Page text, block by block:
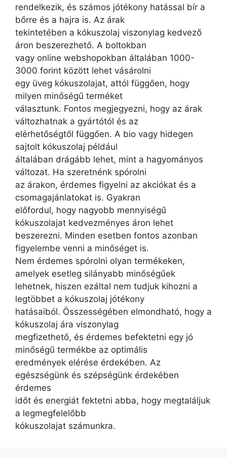
rendelkezik, és számos jótékony hatással bír a
bőrre és a hajra is. Az árak
tekintetében a kókuszolaj viszonylag kedvező
áron beszerezhető. A boltokban
vagy online webshopokban általában 1000-
3000 forint között lehet vásárolni
egy üveg kókuszolajat, attól függően, hogy
milyen minőségű terméket
választunk. Fontos megjegyezni, hogy az árak
változhatnak a gyártótól és az
elérhetőségtől függően. A bio vagy hidegen
sajtolt kókuszolaj például
általában drágább lehet, mint a hagyományos
változat. Ha szeretnénk spórolni
az árakon, érdemes figyelni az akciókat és a
csomagajánlatokat is. Gyakran
előfordul, hogy nagyobb mennyiségű
kókuszolajat kedvezményes áron lehet
beszerezni. Minden esetben fontos azonban
figyelembe venni a minőséget is.
Nem érdemes spórolni olyan termékeken,
amelyek esetleg silányabb minőségűek
lehetnek, hiszen ezáltal nem tudjuk kihozni a
legtöbbet a kókuszolaj jótékony
hatásaiból. Összességében elmondható, hogy a
kókuszolaj ára viszonylag
megfizethető, és érdemes befektetni egy jó
minőségű termékbe az optimális
eredmények elérése érdekében. Az
egészségünk és szépségünk érdekében
érdemes
időt és energiát fektetni abba, hogy megtaláljuk
a legmegfelelőbb
kókuszolajat számunkra.